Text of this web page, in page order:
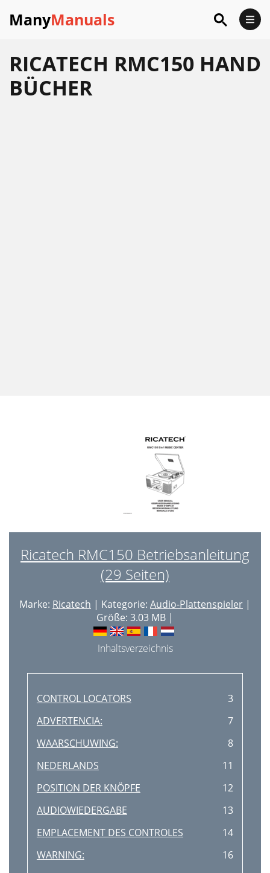
ManyManuals
RICATECH RMC150 HAND
BÜCHER
Ricatech RMC150 Betriebsanleitung
(29 Seiten)
Marke: Ricatech | Kategorie: Audio-Plattenspieler |
Größe: 3.03 MB |
Inhaltsverzeichnis
CONTROL LOCATORS
3
ADVERTENCIA:
7
WAARSCHUWING:
8
NEDERLANDS
11
POSITION DER KNÖPFE
12
AUDIOWIEDERGABE
13
EMPLACEMENT DES CONTROLES
14
WARNING:
16